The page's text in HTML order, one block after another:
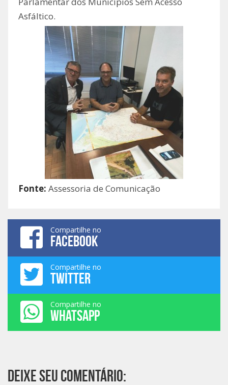
Asfáltico.
Fonte: Assessoria de Comunicação
Compartilhe no
FACEBOOK
Compartilhe no
TWITTER
Compartilhe no
WHATSAPP
Deixe seu comentário: